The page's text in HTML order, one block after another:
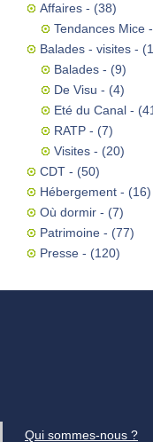
Affaires - (38)
Tendances Mice
Balades - visites -
Balades - (9)
De Visu - (4)
Eté du Canal -
RATP - (7)
Visites - (20)
CDT - (50)
Hébergement - (16)
Où dormir - (7)
Patrimoine - (77)
Presse - (120)
Qui sommes-nous ?